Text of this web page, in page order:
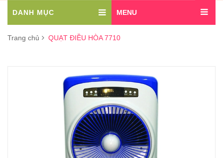
DANH MỤC MENU
Trang chủ QUẠT ĐIỀU HÒA 7710